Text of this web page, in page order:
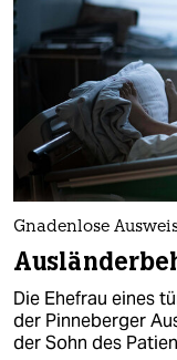
Gnadenlose
Die Ehefrau eines
der Pinneberger
der Sohn des